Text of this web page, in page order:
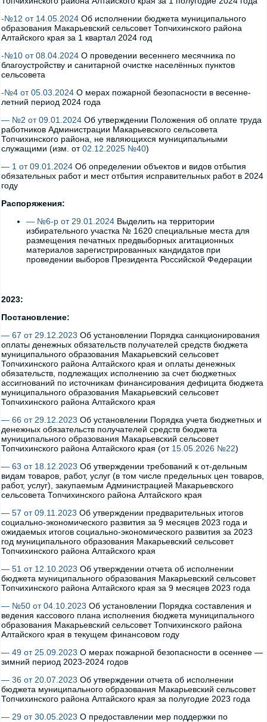
-№12 от 14.05.2024 Об исполнении бюджета муниципального
образования Макарьевский сельсовет Топчихинского района
Алтайского края за 1 квартал 2024 год
-№10 от 08.04.2024 О проведении весеннего месячника по
благоустройству и санитарной очистке населённых пунктов
сельсовета
-№4 от 05.03.2024 О мерах пожарной безопасности в весенне-
летний период 2024 года
— №2 от 09.01.2024 Об утверждении Положения об оплате труда
работников Администрации Макарьевского сельсовета
Топчихинского района, не являющихся муниципальными
служащими (изм. от02.12.2025 №40)
— 1 от 09.01.2024 Об определении объектов и видов отбытия
обязательных работ и мест отбытия исправительных работ в 2024
году
Распоряжения:
— №6-р от 29.01.2024 Выделить на территории
избирательного участка № 1620 специальные места для
размещения печатных предвыборных агитационных
материалов зарегистрированных кандидатов при
проведении выборов Президента Российской Федерации
2023:
Постановление:
— 67 от 29.12.2023 Об установлении Порядка санкционирования
оплаты денежных обязательств получателей средств бюджета
муниципального образования Макарьевский сельсовет
Топчихинского района Алтайского края и оплаты денежных
обязательств, подлежащих исполнению за счет бюджетных
ассигнований по источникам финансирования дефицита бюджета
муниципального образования Макарьевский сельсовет
Топчихинского района Алтайского края
— 66 от 29.12.2023 Об установлении Порядка учета бюджетных и
денежных обязательств получателей средств бюджета
муниципального образования Макарьевский сельсовет
Топчихинского района Алтайского края (от 15.05.2026 №22)
— 63 от 18.12.2023 Об утверждении требований к от-дельным
видам товаров, работ, услуг (в том числе предельных цен товаров,
работ, услуг), закупаемым Администрацией Макарьевского
сельсовета Топчихинского района Алтайского края
— 57 от 09.11.2023 Об утверждении предварительных итогов
социально-экономического развития за 9 месяцев 2023 года и
ожидаемых итогов социально-экономического развития за 2023
год муниципального образования Макарьевский сельсовет
Топчихинского района Алтайского края
— 51 от 12.10.2023 Об утверждении отчета об исполнении
бюджета муниципального образования Макарьевский сельсовет
Топчихинского района Алтайского края за 9 месяцев 2023 года
— №50 от 04.10.2023 Об установлении Порядка составления и
ведения кассового плана исполнения бюджета муниципального
образования Макарьевский сельсовет Топчихинского района
Алтайского края в текущем финансовом году
— 49 от 25.09.2023 О мерах пожарной безопасности в осеннее —
зимний период 2023-2024 годов
— 36 от 20.07.2023 Об утверждении отчета об исполнении
бюджета муниципального образования Макарьевский сельсовет
Топчихинского района Алтайского края за полугодие 2023 года
— 29 от 30.05.2023 О предоставлении мер поддержки по